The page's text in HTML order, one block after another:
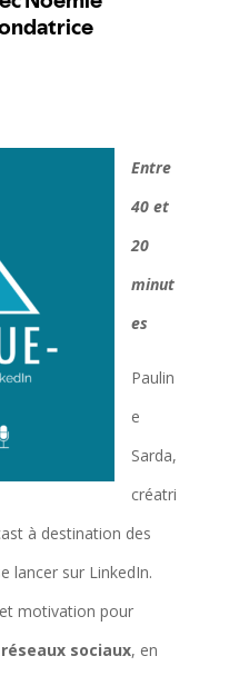
Entre
40 et
20
minut
es
Paulin
e
Sarda,
créatri
à destination des
lancer sur LinkedIn.
motivation pour
sociaux, en